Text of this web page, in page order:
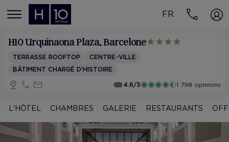
MENÚ
FR
H10 Urquinaona Plaza, Barcelone
TERRASSE ROOFTOP
CENTRE-VILLE
BÂTIMENT CHARGÉ D'HISTOIRE
4.6/5
1 798 opinions
L'HÔTEL CHAMBRES GALERIE RESTAURANTS